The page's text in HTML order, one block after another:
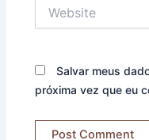
Salvar meus
próxima vez que eu